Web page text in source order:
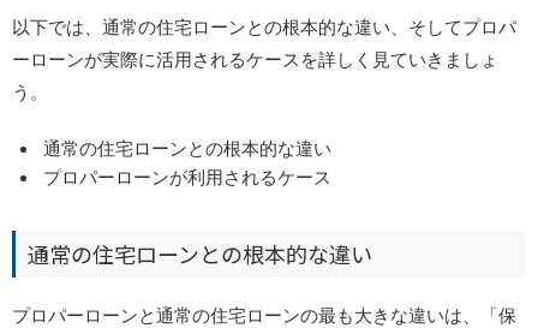
以下では、通常の住宅ローンとの根本的な違い、そしてプロパ
ーローンが実際に活用されるケースを詳しく見ていきましょ
う。
通常の住宅ローンとの根本的な違い
プロパーローンが利用されるケース
通常の住宅ローンとの根本的な違い
プロパーローンと通常の住宅ローンの最も大きな違いは、「保